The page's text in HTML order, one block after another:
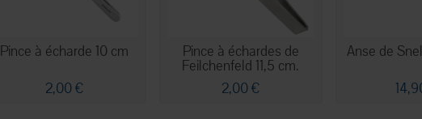
Pince à écharde 10 cm
2,00 €
Pince à échardes de
Feilchenfeld 11,5 cm.
2,00 €
Anse de